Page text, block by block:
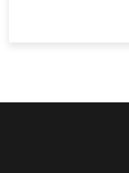
التى تكون من أهم